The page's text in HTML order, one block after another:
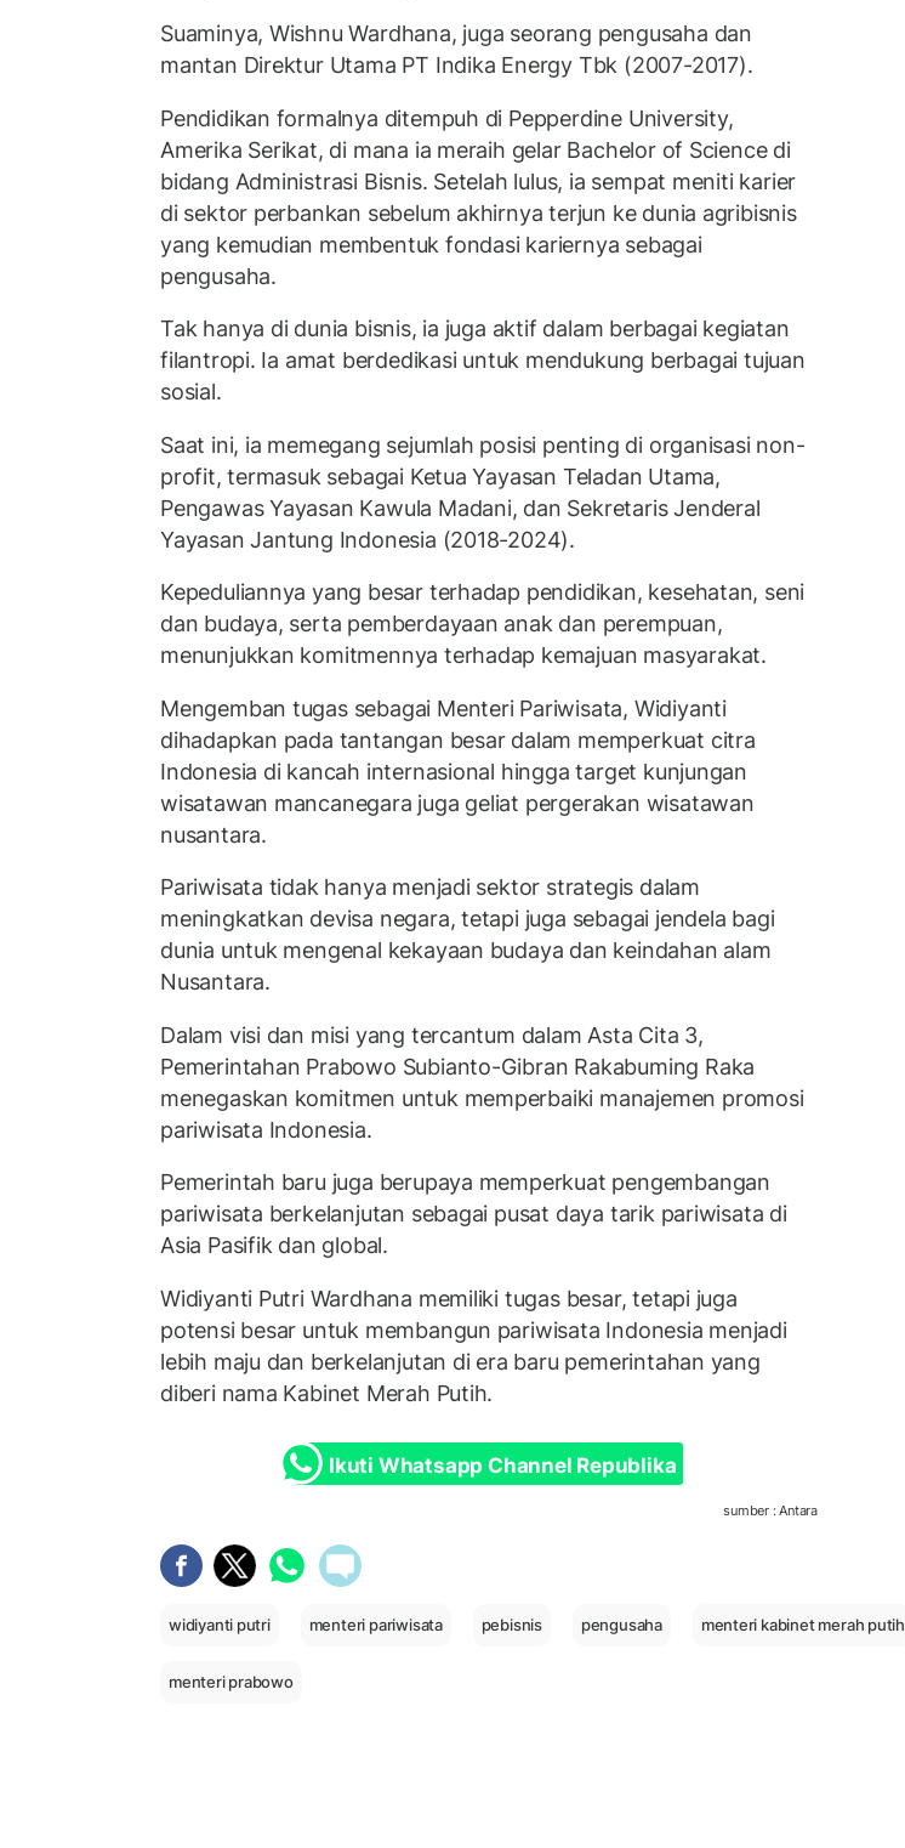
Suaminya, Wishnu Wardhana, juga seorang pengusaha dan
mantan Direktur Utama PT Indika Energy Tbk (2007-2017).
Pendidikan formalnya ditempuh di Pepperdine University,
Amerika Serikat, di mana ia meraih gelar Bachelor of Science di
bidang Administrasi Bisnis. Setelah lulus, ia sempat meniti karier
di sektor perbankan sebelum akhirnya terjun ke dunia agribisnis
yang kemudian membentuk fondasi kariernya sebagai
pengusaha.
Tak hanya di dunia bisnis, ia juga aktif dalam berbagai kegiatan
filantropi. Ia amat berdedikasi untuk mendukung berbagai tujuan
sosial.
Saat ini, ia memegang sejumlah posisi penting di organisasi non-
profit, termasuk sebagai Ketua Yayasan Teladan Utama,
Pengawas Yayasan Kawula Madani, dan Sekretaris Jenderal
Yayasan Jantung Indonesia (2018-2024).
Kepeduliannya yang besar terhadap pendidikan, kesehatan, seni
dan budaya, serta pemberdayaan anak dan perempuan,
menunjukkan komitmennya terhadap kemajuan masyarakat.
Mengemban tugas sebagai Menteri Pariwisata, Widiyanti
dihadapkan pada tantangan besar dalam memperkuat citra
Indonesia di kancah internasional hingga target kunjungan
wisatawan mancanegara juga geliat pergerakan wisatawan
nusantara.
Pariwisata tidak hanya menjadi sektor strategis dalam
meningkatkan devisa negara, tetapi juga sebagai jendela bagi
dunia untuk mengenal kekayaan budaya dan keindahan alam
Nusantara.
Dalam visi dan misi yang tercantum dalam Asta Cita 3,
Pemerintahan Prabowo Subianto-Gibran Rakabuming Raka
menegaskan komitmen untuk memperbaiki manajemen promosi
pariwisata Indonesia.
Pemerintah baru juga berupaya memperkuat pengembangan
pariwisata berkelanjutan sebagai pusat daya tarik pariwisata di
Asia Pasifik dan global.
Widiyanti Putri Wardhana memiliki tugas besar, tetapi juga
potensi besar untuk membangun pariwisata Indonesia menjadi
lebih maju dan berkelanjutan di era baru pemerintahan yang
diberi nama Kabinet Merah Putih.
Ikuti Whatsapp Channel Republika
sumber : Antara
widiyanti putri menteri pariwisata pebisnis pengusaha menteri kabinet merah putih
menteri prabowo